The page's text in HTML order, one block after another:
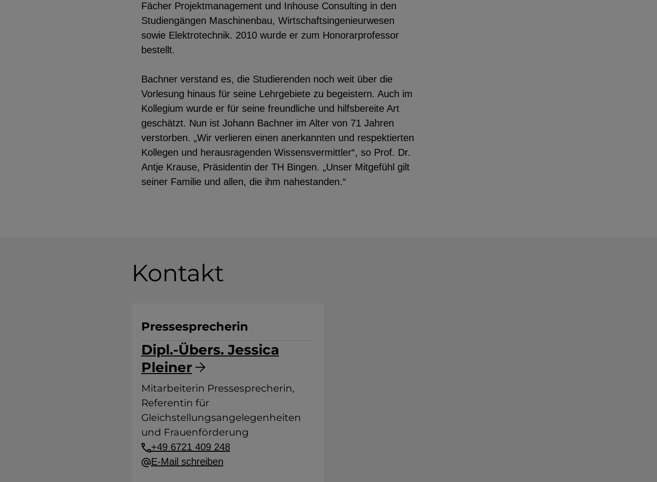
Fächer Projektmanagement und Inhouse Consulting in den
Studiengängen Maschinenbau, Wirtschaftsingenieurwesen
sowie Elektrotechnik. 2010 wurde er zum Honorarprofessor
bestellt.
Bachner verstand es, die Studierenden noch weit über die
Vorlesung hinaus für seine Lehrgebiete zu begeistern. Auch im
Kollegium wurde er für seine freundliche und hilfsbereite Art
geschätzt. Nun ist Johann Bachner im Alter von 71 Jahren
verstorben. „Wir verlieren einen anerkannten und respektierten
Kollegen und herausragenden Wissensvermittler“, so Prof. Dr.
Antje Krause, Präsidentin der TH Bingen. „Unser Mitgefühl gilt
seiner Familie und allen, die ihm nahestanden.“
Kontakt
Dipl.-Übers. Jessica
Pleiner
Pressesprecherin
Mitarbeiterin Pressesprecherin,
Referentin für
Gleichstellungsangelegenheiten
und Frauenförderung
+49 6721 409 248
E-Mail schreiben